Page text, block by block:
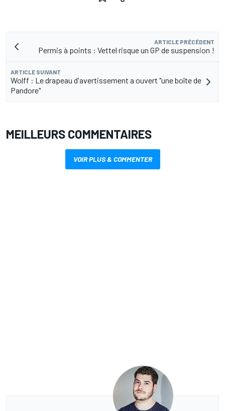
ARTICLE PRÉCÉDENT
Permis à points : Vettel risque un GP de suspension !
ARTICLE SUIVANT
Wolff : Le drapeau d'avertissement a ouvert "une boîte de
Pandore"
MEILLEURS COMMENTAIRES
VOIR PLUS & COMMENTER